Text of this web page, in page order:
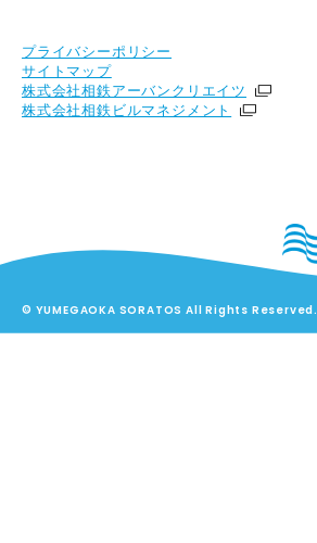
プライバシーポリシー
サイトマップ
株式会社相鉄アーバンクリエイツ
株式会社相鉄ビルマネジメント
© YUMEGAOKA SORATOS All Rights Reserved.